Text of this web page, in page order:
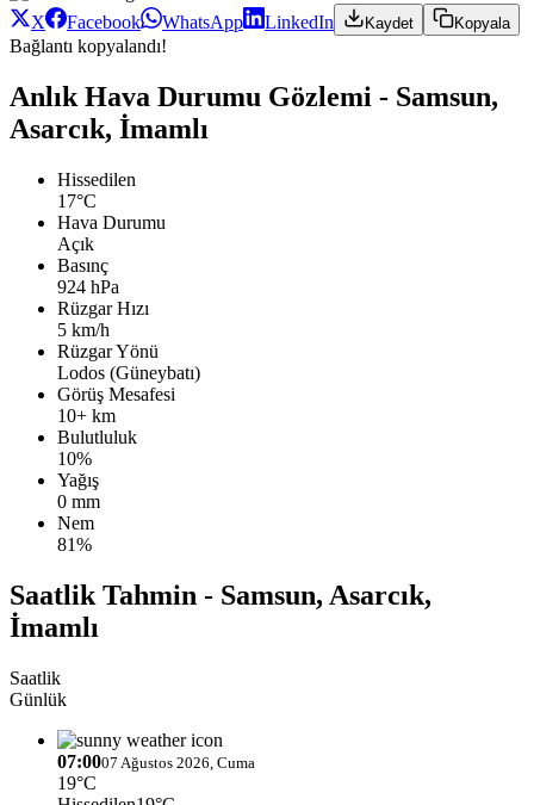
X Facebook WhatsApp LinkedIn Kaydet Kopyala
Bağlantı kopyalandı!
Anlık Hava Durumu Gözlemi - Samsun,
Asarcık, İmamlı
Hissedilen
17°C
Hava Durumu
Açık
Basınç
924 hPa
Rüzgar Hızı
5 km/h
Rüzgar Yönü
Lodos (Güneybatı)
Görüş Mesafesi
10+ km
Bulutluluk
10%
Yağış
0 mm
Nem
81%
Saatlik Tahmin - Samsun, Asarcık,
İmamlı
Saatlik
Günlük
07:0007 Ağustos 2026, Cuma
19°C